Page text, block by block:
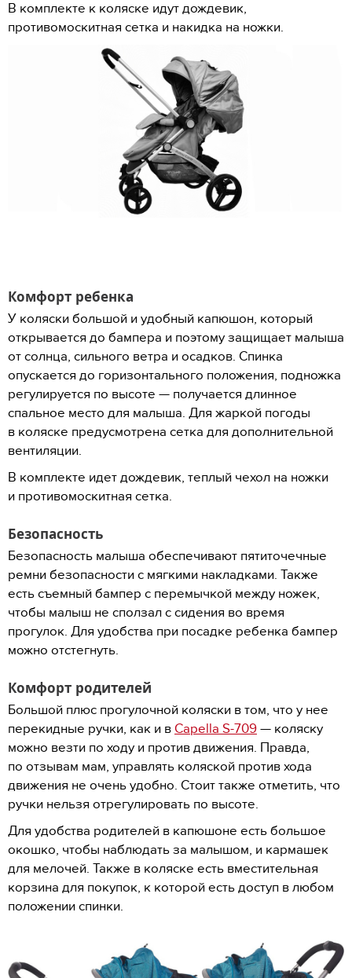
В комплекте к коляске идут дождевик,
противомоскитная сетка и накидка на ножки.
Комфорт ребенка
У коляски большой и удобный капюшон, который
открывается до бампера и поэтому защищает малыша
от солнца, сильного ветра и осадков. Спинка
опускается до горизонтального положения, подножка
регулируется по высоте — получается длинное
спальное место для малыша. Для жаркой погоды
в коляске предусмотрена сетка для дополнительной
вентиляции.
В комплекте идет дождевик, теплый чехол на ножки
и противомоскитная сетка.
Безопасность
Безопасность малыша обеспечивают пятиточечные
ремни безопасности с мягкими накладками. Также
есть съемный бампер с перемычкой между ножек,
чтобы малыш не сползал с сидения во время
прогулок. Для удобства при посадке ребенка бампер
можно отстегнуть.
Комфорт родителей
Большой плюс прогулочной коляски в том, что у нее
перекидные ручки, как и в Capella S-709 — коляску
можно везти по ходу и против движения. Правда,
по отзывам мам, управлять коляской против хода
движения не очень удобно. Стоит также отметить, что
ручки нельзя отрегулировать по высоте.
Для удобства родителей в капюшоне есть большое
окошко, чтобы наблюдать за малышом, и кармашек
для мелочей. Также в коляске есть вместительная
корзина для покупок, к которой есть доступ в любом
положении спинки.